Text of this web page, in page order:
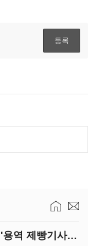
(단독)⑩파리바게뜨 가맹점 41% '용역 제빵기사 없어'…고용불안 속 브랜드가치도 '흔들'